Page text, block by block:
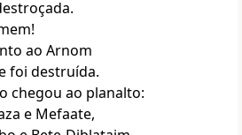
ao Arnom
foi destruída.
chegou ao planalto:
e Mefaate,